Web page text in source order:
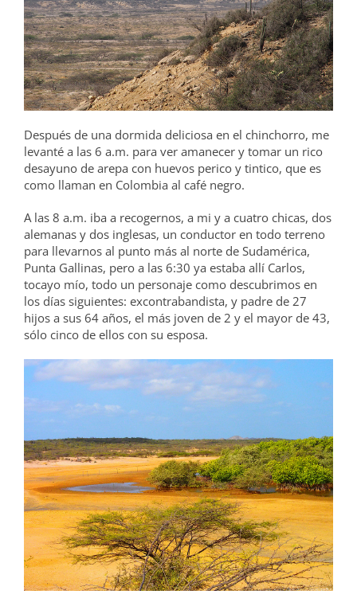
Después de una dormida deliciosa en el chinchorro, me
levanté a las 6 a.m. para ver amanecer y tomar un rico
desayuno de arepa con huevos perico y tintico, que es
como llaman en Colombia al café negro.
A las 8 a.m. iba a recogernos, a mi y a cuatro chicas, dos
alemanas y dos inglesas, un conductor en todo terreno
para llevarnos al punto más al norte de Sudamérica,
Punta Gallinas, pero a las 6:30 ya estaba allí Carlos,
tocayo mío, todo un personaje como descubrimos en
los días siguientes: excontrabandista, y padre de 27
hijos a sus 64 años, el más joven de 2 y el mayor de 43,
sólo cinco de ellos con su esposa.